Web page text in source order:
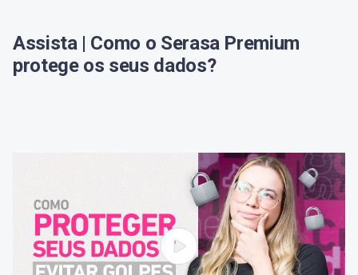
Assista | Como o Serasa Premium
protege os seus dados?